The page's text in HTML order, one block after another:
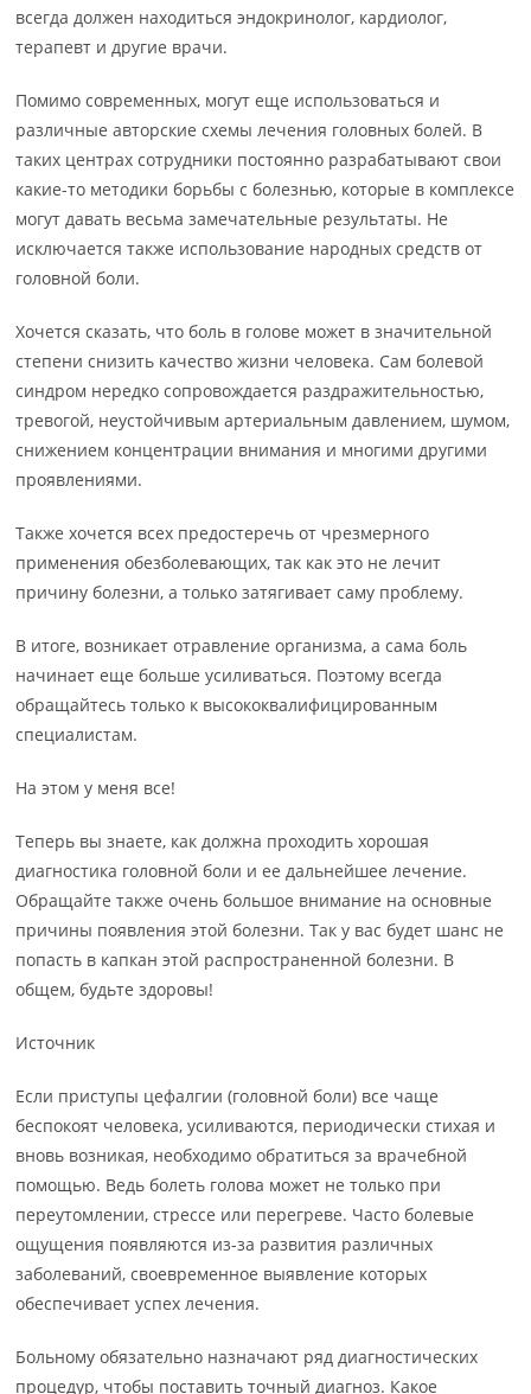
всегда должен находиться эндокринолог, кардиолог,
терапевт и другие врачи.
Помимо современных, могут еще использоваться и
различные авторские схемы лечения головных болей. В
таких центрах сотрудники постоянно разрабатывают свои
какие-то методики борьбы с болезнью, которые в комплексе
могут давать весьма замечательные результаты. Не
исключается также использование народных средств от
головной боли.
Хочется сказать, что боль в голове может в значительной
степени снизить качество жизни человека. Сам болевой
синдром нередко сопровождается раздражительностью,
тревогой, неустойчивым артериальным давлением, шумом,
снижением концентрации внимания и многими другими
проявлениями.
Также хочется всех предостеречь от чрезмерного
применения обезболевающих, так как это не лечит
причину болезни, а только затягивает саму проблему.
В итоге, возникает отравление организма, а сама боль
начинает еще больше усиливаться. Поэтому всегда
обращайтесь только к высококвалифицированным
специалистам.
На этом у меня все!
Теперь вы знаете, как должна проходить хорошая
диагностика головной боли и ее дальнейшее лечение.
Обращайте также очень большое внимание на основные
причины появления этой болезни. Так у вас будет шанс не
попасть в капкан этой распространенной болезни. В
общем, будьте здоровы!
Источник
Если приступы цефалгии (головной боли) все чаще
беспокоят человека, усиливаются, периодически стихая и
вновь возникая, необходимо обратиться за врачебной
помощью. Ведь болеть голова может не только при
переутомлении, стрессе или перегреве. Часто болевые
ощущения появляются из-за развития различных
заболеваний, своевременное выявление которых
обеспечивает успех лечения.
Больному обязательно назначают ряд диагностических
процедур, чтобы поставить точный диагноз. Какое